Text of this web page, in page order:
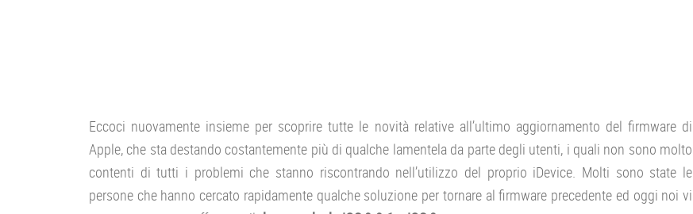
Eccoci nuovamente insieme per scoprire tutte le novità relative all’ultimo aggiornamento del firmware di
Apple, che sta destando costantemente più di qualche lamentela da parte degli utenti, i quali non sono molto
contenti di tutti i problemi che stanno riscontrando nell’utilizzo del proprio iDevice. Molti sono state le
persone che hanno cercato rapidamente qualche soluzione per tornare al firmware precedente ed oggi noi vi